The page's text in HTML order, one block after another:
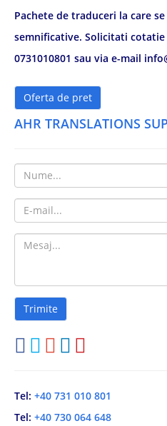
Pachete de traduceri la care
semnificative. Solicitati
0731010801 sau via e-mail
Oferta de pret
AHR TRANSLATIONS
Tel: +40 731 010 801
Tel: +40 730 064 648